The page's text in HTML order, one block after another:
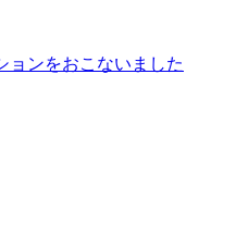
ョンをおこないました